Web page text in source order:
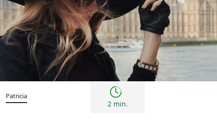
Femei Inspirații și trenduri
Patricia
2 min.